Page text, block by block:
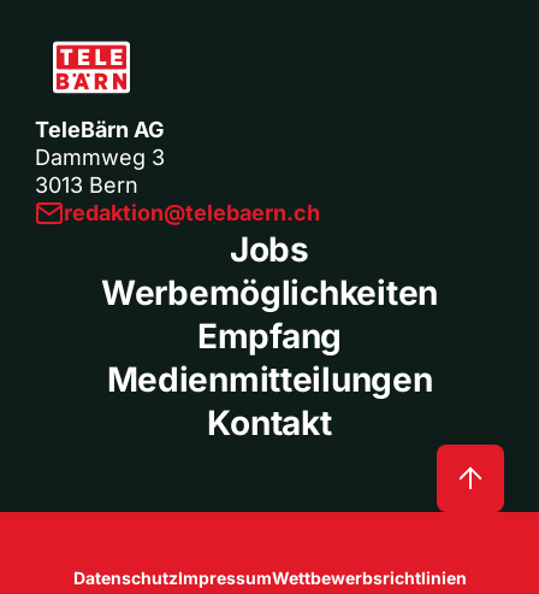
TeleBärn AG
Dammweg 3
3013 Bern
redaktion@telebaern.ch
Jobs
Werbemöglichkeiten
Empfang
Medienmitteilungen
Kontakt
DatenschutzImpressumWettbewerbsrichtlinien